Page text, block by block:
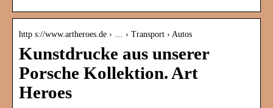
http s://www.artheroes.de › … › Transport › Autos
Kunstdrucke aus unserer
Porsche Kollektion. Art
Heroes